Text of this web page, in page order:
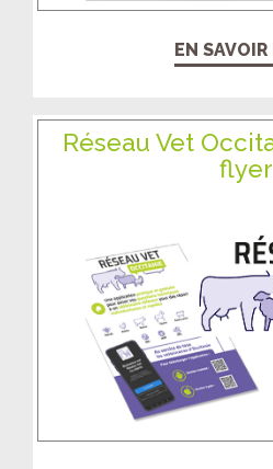
EN SAVOIR
Réseau Vet
flyer